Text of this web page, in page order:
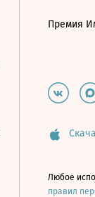
Премия
Любое
правил